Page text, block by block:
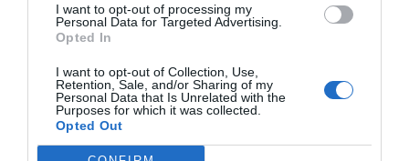
I want to opt-out of processing my
Personal Data for Targeted Advertising.
Opted In
I want to opt-out of Collection, Use,
Retention, Sale, and/or Sharing of my
Personal Data that Is Unrelated with the
Purposes for which it was collected.
Opted Out